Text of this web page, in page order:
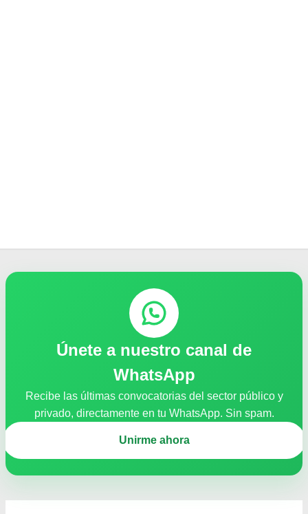
Únete a nuestro canal de
WhatsApp
Recibe las últimas convocatorias del sector público y
privado, directamente en tu WhatsApp. Sin spam.
Unirme ahora